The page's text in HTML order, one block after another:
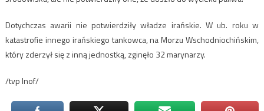
Dotychczas awarii nie potwierdziły władze irańskie. W ub. roku w
katastrofie innego irańskiego tankowca, na Morzu Wschodniochińskim,
który zderzył się z inną jednostką, zginęło 32 marynarzy.
/tvp Inof/